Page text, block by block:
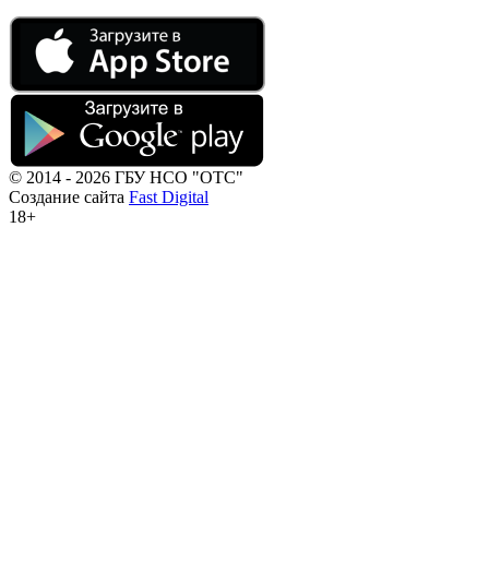
© 2014 - 2026 ГБУ НСО "ОТС"
Создание сайта Fast Digital
18+